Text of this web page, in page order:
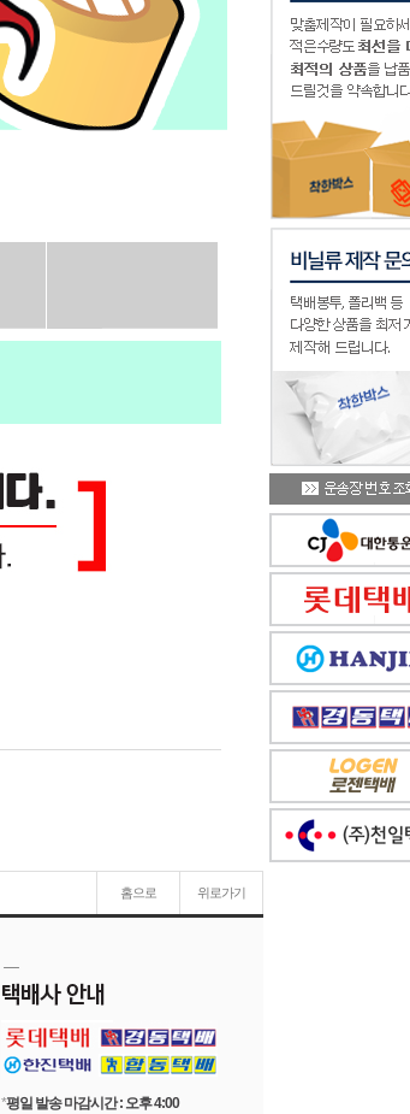
홈으로 위로가기
*평일 발송 마감시간 : 오후 4:00